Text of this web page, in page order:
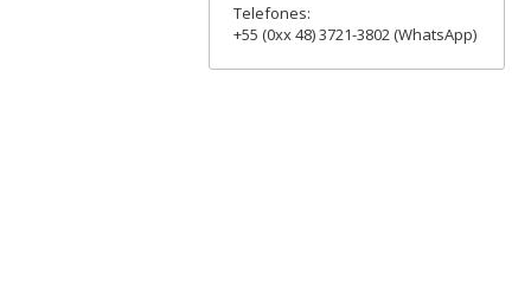
Telefones:
+55 (0xx 48) 3721-3802 (WhatsApp)